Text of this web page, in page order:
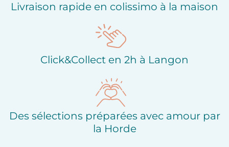
Livraison rapide en colissimo à la maison
Click&Collect en 2h à Langon
Des sélections préparées avec amour par
la Horde